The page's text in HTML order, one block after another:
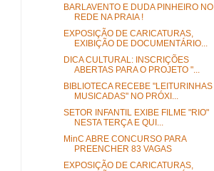
BARLAVENTO E DUDA PINHEIRO NO
REDE NA PRAIA !
EXPOSIÇÃO DE CARICATURAS,
EXIBIÇÃO DE DOCUMENTÁRIO...
DICA CULTURAL: INSCRIÇÕES
ABERTAS PARA O PROJETO "...
BIBLIOTECA RECEBE "LEITURINHAS
MUSICADAS" NO PRÓXI...
SETOR INFANTIL EXIBE FILME "RIO"
NESTA TERÇA E QUI...
MinC ABRE CONCURSO PARA
PREENCHER 83 VAGAS
EXPOSIÇÃO DE CARICATURAS,